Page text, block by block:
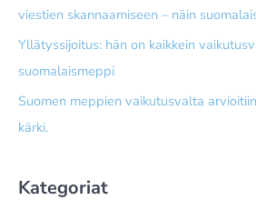
viestien skannaamiseen – näin
Yllätyssijoitus: hän on kaikkein
suomalaismeppi
Suomen meppien vaikutusvalta
kärki.
Kategoriat